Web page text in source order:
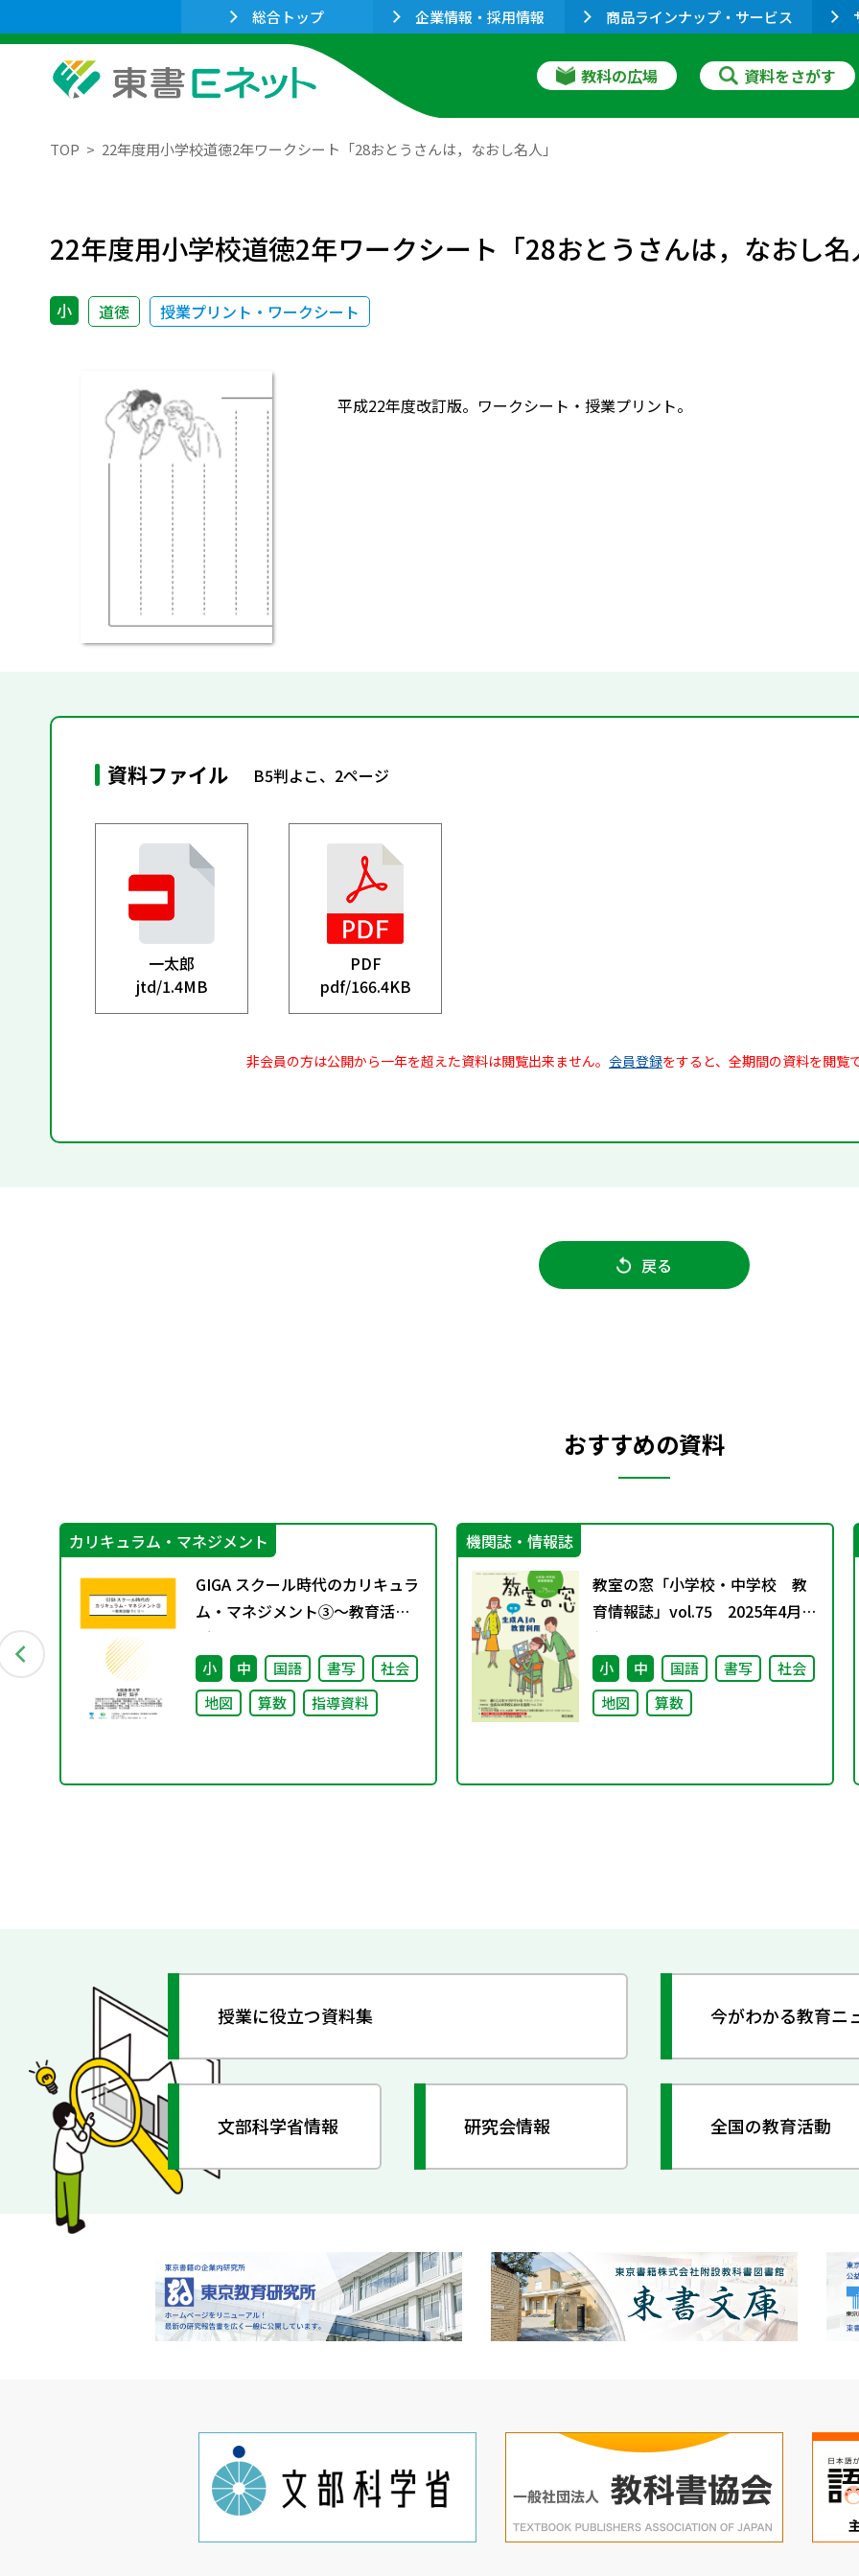
総合トップ 企業情報・採用情報 商品ラインナップ・サービス
教科の広場 資料をさがす
TOP 22年度用小学校道徳2年ワークシート「28おとうさんは，なおし名人」
22年度用小学校道徳2年ワークシート「28おとうさんは，なおし名
小 道徳 授業プリント・ワークシート
平成22年度改訂版。ワークシート・授業プリント。
資料ファイル B5判よこ、2ページ
一太郎
jtd/1.4MB
PDF
pdf/166.4KB
非会員の方は公開から一年を超えた資料は閲覧出来ません。 会員登録をすると、全期間の資料を閲覧
戻る
おすすめの資料
カリキュラム・マネジメント
GIGA スクール時代のカリキュラ
ム・マネジメント③〜教育活動
づくり～
小 中 国語 書写
社会
地図
算数 指導資料
機関誌・情報誌
教室の窓「小学校・中学校 教
育情報誌」vol.75 2025年4月発
行
小 中 国語 書写
社会
地図
算数
授業に役立つ資料集 今がわかる教育ニ
文部科学省情報 研究会情報 全国の教育活動